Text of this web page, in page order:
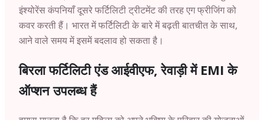
इंश्योरेंस कंपनियाँ दूसरे फर्टिलिटी ट्रीटमेंट की तरह एग फ्रीजिंग को
कवर करती हैं। भारत में फर्टिलिटी के बारे में बढ़ती बातचीत के साथ,
आने वाले समय में इसमें बदलाव हो सकता है।
बिरला फर्टिलिटी एंडआईवीएफ, रेवाड़ी में EMI के
ऑप्शन उपलब्ध हैं